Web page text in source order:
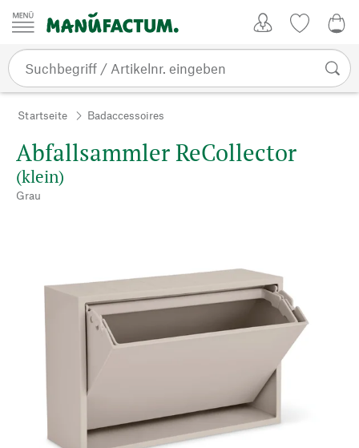
Zum Inhalt springen
Startseite Badaccessoires
Abfallsammler ReCollector
(klein)
Grau